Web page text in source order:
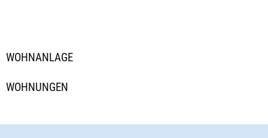
WOHNANLAGE
WOHNUNGEN